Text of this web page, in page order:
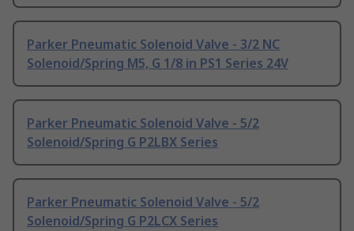
Parker Pneumatic Solenoid Valve - 3/2 NC
Solenoid/Spring M5, G 1/8 in PS1 Series 24V
Parker Pneumatic Solenoid Valve - 5/2
Solenoid/Spring G P2LBX Series
Parker Pneumatic Solenoid Valve - 5/2
Solenoid/Spring G P2LCX Series